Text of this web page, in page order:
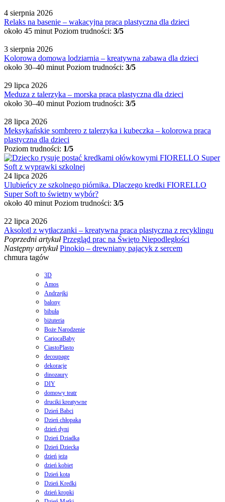
4 sierpnia 2026
Relaks na basenie – wakacyjna praca plastyczna dla dzieci
około 45 minut Poziom trudności: 3/5
3 sierpnia 2026
Kolorowa domowa lodziarnia – kreatywna zabawa dla dzieci
około 30–40 minut Poziom trudności: 3/5
29 lipca 2026
Meduza z talerzyka – morska praca plastyczna dla dzieci
około 30–40 minut Poziom trudności: 3/5
28 lipca 2026
Meksykańskie sombrero z talerzyka i kubeczka – kolorowa praca
plastyczna dla dzieci
Poziom trudności: 1/5
24 lipca 2026
Ulubieńcy ze szkolnego piórnika. Dlaczego kredki FIORELLO
Super Soft to świetny wybór?
około 40 minut Poziom trudności: 3/5
22 lipca 2026
Aksolotl z wytłaczanki – kreatywna praca plastyczna z recyklingu
Poprzedni artykuł Przegląd prac na Święto Niepodległości
Następny artykuł Pinokio – drewniany pajacyk z sercem
chmura tagów
3D
Amos
Andrzejki
balony
bibuła
biżuteria
Boże Narodzenie
CariocaBaby
CiastoPlasto
decoupage
dekoracje
dinozaury
DIY
domowy teatr
druciki kreatywne
Dzień Babci
Dzień chłopaka
dzień dyni
Dzień Dziadka
Dzień Dziecka
dzień jeża
dzień kobiet
Dzień kota
Dzień Kredki
dzień kropki